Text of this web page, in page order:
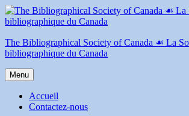
Aller
au
The Bibliographical Society of Canada ☙ La
bibliographique du Canada
Menu
Accueil
Contactez-nous